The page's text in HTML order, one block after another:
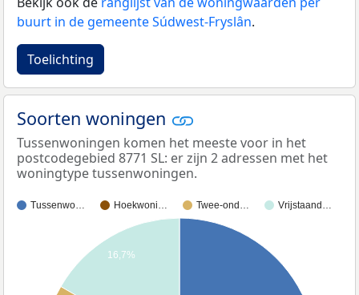
buurt in de gemeente Súdwest-Fryslân.
Toelichting
Soorten woningen
Tussenwoningen komen het meeste voor in het
postcodegebied 8771 SL: er zijn 2 adressen met het
woningtype tussenwoningen.
Tussenwo… Hoekwoni… Twee-ond… Vrijstaand…
16,7%